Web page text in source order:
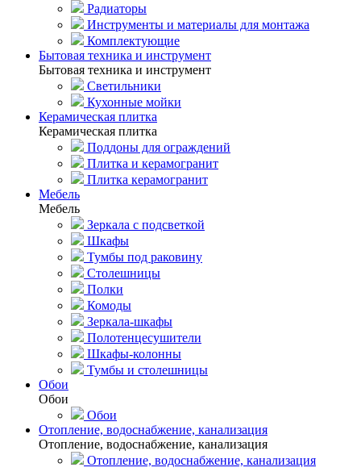
Радиаторы
Инструменты и материалы для монтажа
Комплектующие
Бытовая техника и инструмент
Бытовая техника и инструмент
Светильники
Кухонные мойки
Керамическая плитка
Керамическая плитка
Поддоны для ограждений
Плитка и керамогранит
Плитка керамогранит
Мебель
Мебель
Зеркала с подсветкой
Шкафы
Тумбы под раковину
Столешницы
Полки
Комоды
Зеркала-шкафы
Полотенцесушители
Шкафы-колонны
Тумбы и столешницы
Обои
Обои
Обои
Отопление, водоснабжение, канализация
Отопление, водоснабжение, канализация
Отопление, водоснабжение, канализация